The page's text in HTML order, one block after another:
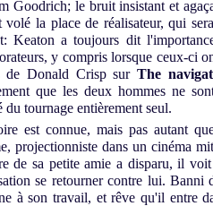
Goodrich; le bruit insistant et
volé la place de réalisateur, qui
Keaton a toujours dit
y compris lorsque ceux-ci
de Donald Crisp sur The
que les deux hommes ne
du tournage entièrement seul.
est connue, mais pas autant
projectionniste dans un cinéma
de sa petite amie a disparu, il
se retourner contre lui.
à son travail, et rêve qu'il entre